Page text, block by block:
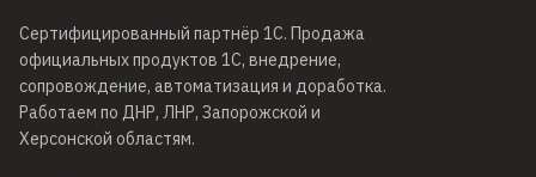
Сертифицированный партнёр 1С. Продажа
официальных продуктов 1С, внедрение,
сопровождение, автоматизация и доработка.
Работаем по ДНР, ЛНР, Запорожской и
Херсонской областям.